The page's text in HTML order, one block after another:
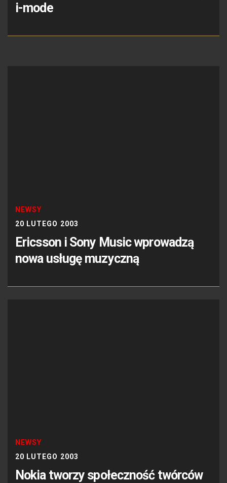
i-mode
NEWSY
20 LUTEGO 2003
Ericsson i Sony Music wprowadzą
nowa usługę muzyczną
NEWSY
20 LUTEGO 2003
Nokia tworzy społeczność twórców